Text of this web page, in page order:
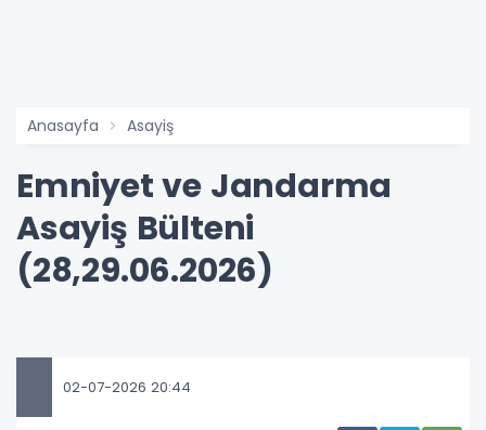
Anasayfa Asayiş
Emniyet ve Jandarma
Asayiş Bülteni
(28,29.06.2026)
02-07-2026 20:44